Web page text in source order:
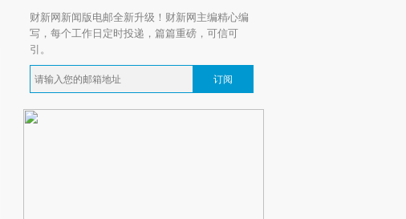
财新网新闻版电邮全新升级！财新网主编精心编
写，每个工作日定时投递，篇篇重磅，可信可
引。
订阅